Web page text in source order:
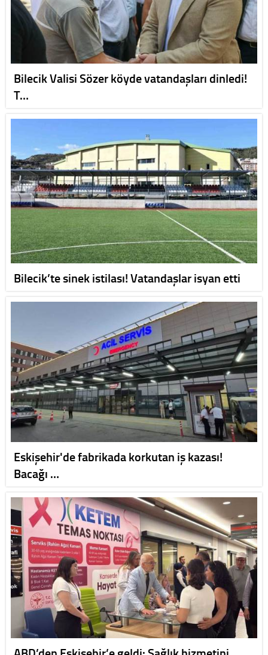
Bilecik Valisi Sözer köyde vatandaşları dinledi!
T…
Bilecik’te sinek istilası! Vatandaşlar isyan etti
Eskişehir'de fabrikada korkutan iş kazası!
Bacağı …